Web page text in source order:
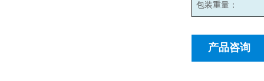
包装重量：
产品咨询